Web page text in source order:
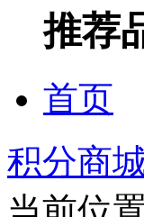
推荐
首页
积分商